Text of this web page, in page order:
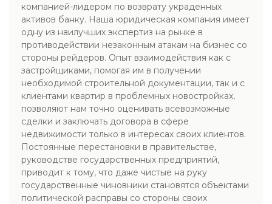
компанией-лидером по возврату украденных
активов банку. Наша юридическая компания имеет
одну из наилучших экспертиз на рынке в
противодействии незаконным атакам на бизнес со
стороны рейдеров. Опыт взаимодействия как с
застройщиками, помогая им в получении
необходимой строительной документации, так и с
клиентами квартир в проблемных новостройках,
позволяют нам точно оценивать всевозможные
сделки и заключать договора в сфере
недвижимости только в интересах своих клиентов.
Постоянные перестановки в правительстве,
руководстве государственных предприятий,
приводит к тому, что даже чистые на руку
государственные чиновники становятся объектами
политической расправы со стороны своих